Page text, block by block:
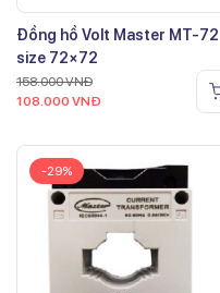
Đồng hồ Volt Master MT-72
size 72×72
158.000VNĐ
108.000 VNĐ
-29%